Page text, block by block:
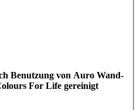
Benutzung von Auro Wand-
For Life gereinigt